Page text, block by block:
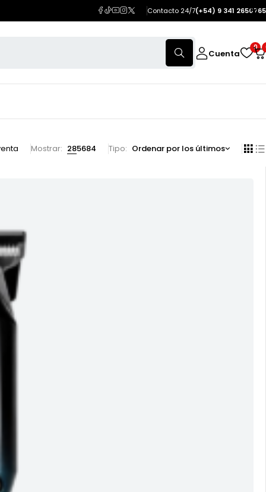
Contacto 24/7(+54) 9 341 2650765
Cuenta
0
Mostrar: 285684 Tipo Ordenar por los últimos